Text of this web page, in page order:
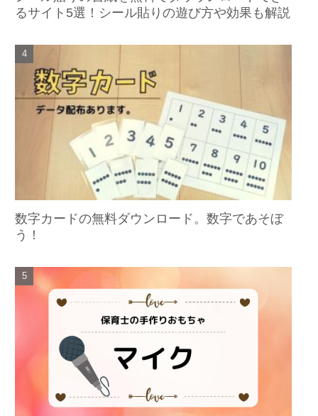
るサイト5選！シール貼りの遊び方や効果も解説
数字カードの無料ダウンロード。数字であそぼ
う！